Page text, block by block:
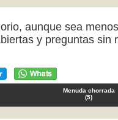
aunque sea
y preguntas sin
Menuda chorrada
(5)